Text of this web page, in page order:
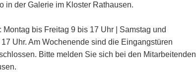
in der Galerie im Kloster Rathausen.
Montag bis Freitag 9 bis 17 Uhr | Samstag und
Uhr. Am Wochenende sind die Eingangstüren
Bitte melden Sie sich bei den Mitarbeitenden